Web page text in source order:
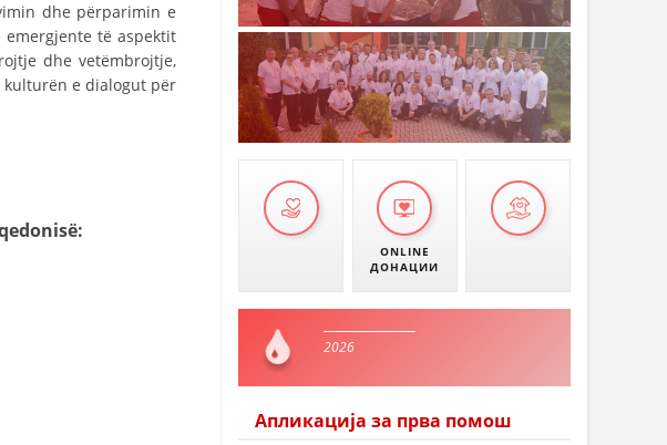
dhe përparimin e
të aspektit
dhe vetëmbrojtje,
e dialogut për
ONLINE
ДОНАЦИИ
2026
Апликација за прва помош